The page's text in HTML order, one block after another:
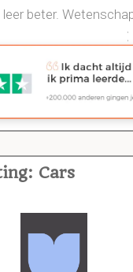
Cars
leer beter.